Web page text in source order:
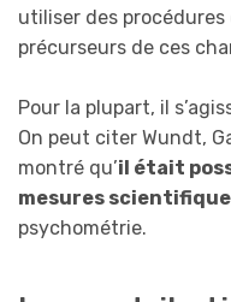
utiliser des
précurseurs de ces
Pour la plupart, il
On peut citer Wundt,
montré qu’il était
mesures
psychométrie.